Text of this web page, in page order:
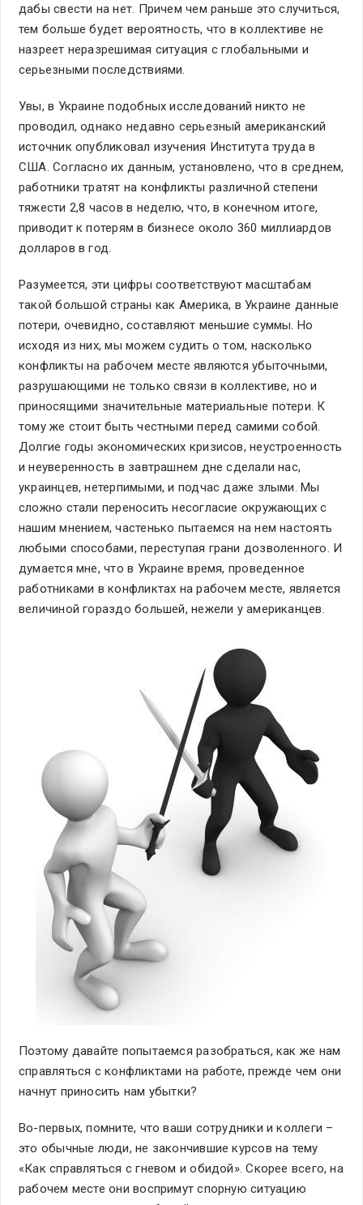
дабы свести на нет. Причем чем раньше это случиться,
тем больше будет вероятность, что в коллективе не
назреет неразрешимая ситуация с глобальными и
серьезными последствиями.
Увы, в Украине подобных исследований никто не
проводил, однако недавно серьезный американский
источник опубликовал изучения Института труда в
США. Согласно их данным, установлено, что в среднем,
работники тратят на конфликты различной степени
тяжести 2,8 часов в неделю, что, в конечном итоге,
приводит к потерям в бизнесе около 360 миллиардов
долларов в год.
Разумеется, эти цифры соответствуют масштабам
такой большой страны как Америка, в Украине данные
потери, очевидно, составляют меньшие суммы. Но
исходя из них, мы можем судить о том, насколько
конфликты на рабочем месте являются убыточными,
разрушающими не только связи в коллективе, но и
приносящими значительные материальные потери. К
тому же стоит быть честными перед самими собой.
Долгие годы экономических кризисов, неустроенность
и неуверенность в завтрашнем дне сделали нас,
украинцев, нетерпимыми, и подчас даже злыми. Мы
сложно стали переносить несогласие окружающих с
нашим мнением, частенько пытаемся на нем настоять
любыми способами, переступая грани дозволенного. И
думается мне, что в Украине время, проведенное
работниками в конфликтах на рабочем месте, является
величиной гораздо большей, нежели у американцев.
Поэтому давайте попытаемся разобраться, как же нам
справляться с конфликтами на работе, прежде чем они
начнут приносить нам убытки?
Во-первых, помните, что ваши сотрудники и коллеги –
это обычные люди, не закончившие курсов на тему
«Как справляться с гневом и обидой». Скорее всего, на
рабочем месте они воспримут спорную ситуацию